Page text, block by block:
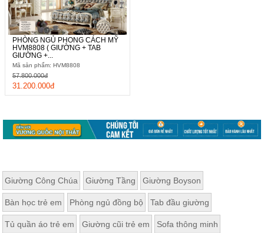
PHÒNG NGỦ PHONG CÁCH MỸ
HVM8808 ( GIƯỜNG + TAB
GIƯỜNG +...
Mã sản phẩm: HVM8808
31.200.000đ
57.800.000đ
Giường Công Chúa Giường Tầng Giường Boyson
Bàn học trẻ em Phòng ngủ đồng bộ Tab đầu giường
Tủ quần áo trẻ em Giường cũi trẻ em Sofa thông minh